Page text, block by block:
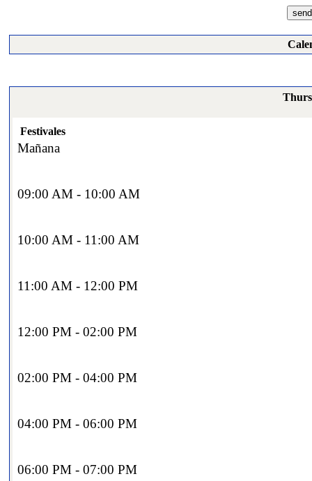
Festivales
Mañana
09:00 AM - 10:00 AM
10:00 AM - 11:00 AM
11:00 AM - 12:00 PM
12:00 PM - 02:00 PM
02:00 PM - 04:00 PM
04:00 PM - 06:00 PM
06:00 PM - 07:00 PM